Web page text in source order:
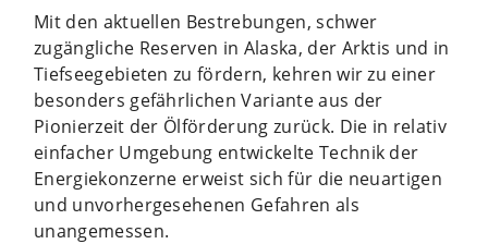
Mit den aktuellen Bestrebungen, schwer
zugängliche Reserven in Alaska, der Arktis und in
Tiefseegebieten zu fördern, kehren wir zu einer
besonders gefährlichen Variante aus der
Pionierzeit der Ölförderung zurück. Die in relativ
einfacher Umgebung entwickelte Technik der
Energiekonzerne erweist sich für die neuartigen
und unvorhergesehenen Gefahren als
unangemessen.